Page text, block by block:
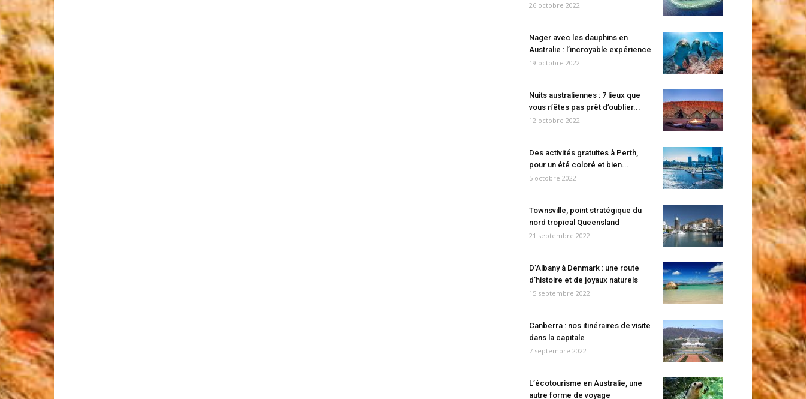
26 octobre 2022
Nager avec les dauphins en
Australie : l’incroyable expérience
19 octobre 2022
Nuits australiennes : 7 lieux que
vous n’êtes pas prêt d’oublier...
12 octobre 2022
Des activités gratuites à Perth,
pour un été coloré et bien...
5 octobre 2022
Townsville, point stratégique du
nord tropical Queensland
21 septembre 2022
D’Albany à Denmark : une route
d’histoire et de joyaux naturels
15 septembre 2022
Canberra : nos itinéraires de visite
dans la capitale
7 septembre 2022
L’écotourisme en Australie, une
autre forme de voyage